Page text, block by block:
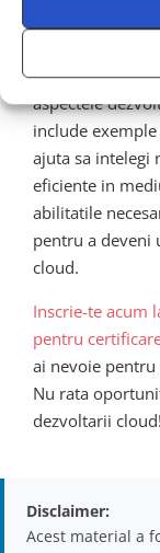
Pentru a
participi la un
aspectele
include
ajuta sa intelegi
eficiente in
abilitatile
pentru a deveni
cloud.
Inscrie-te acum
pentru
ai nevoie
Nu rata
dezvoltarii cloud!
Disclaimer:
Acest material a